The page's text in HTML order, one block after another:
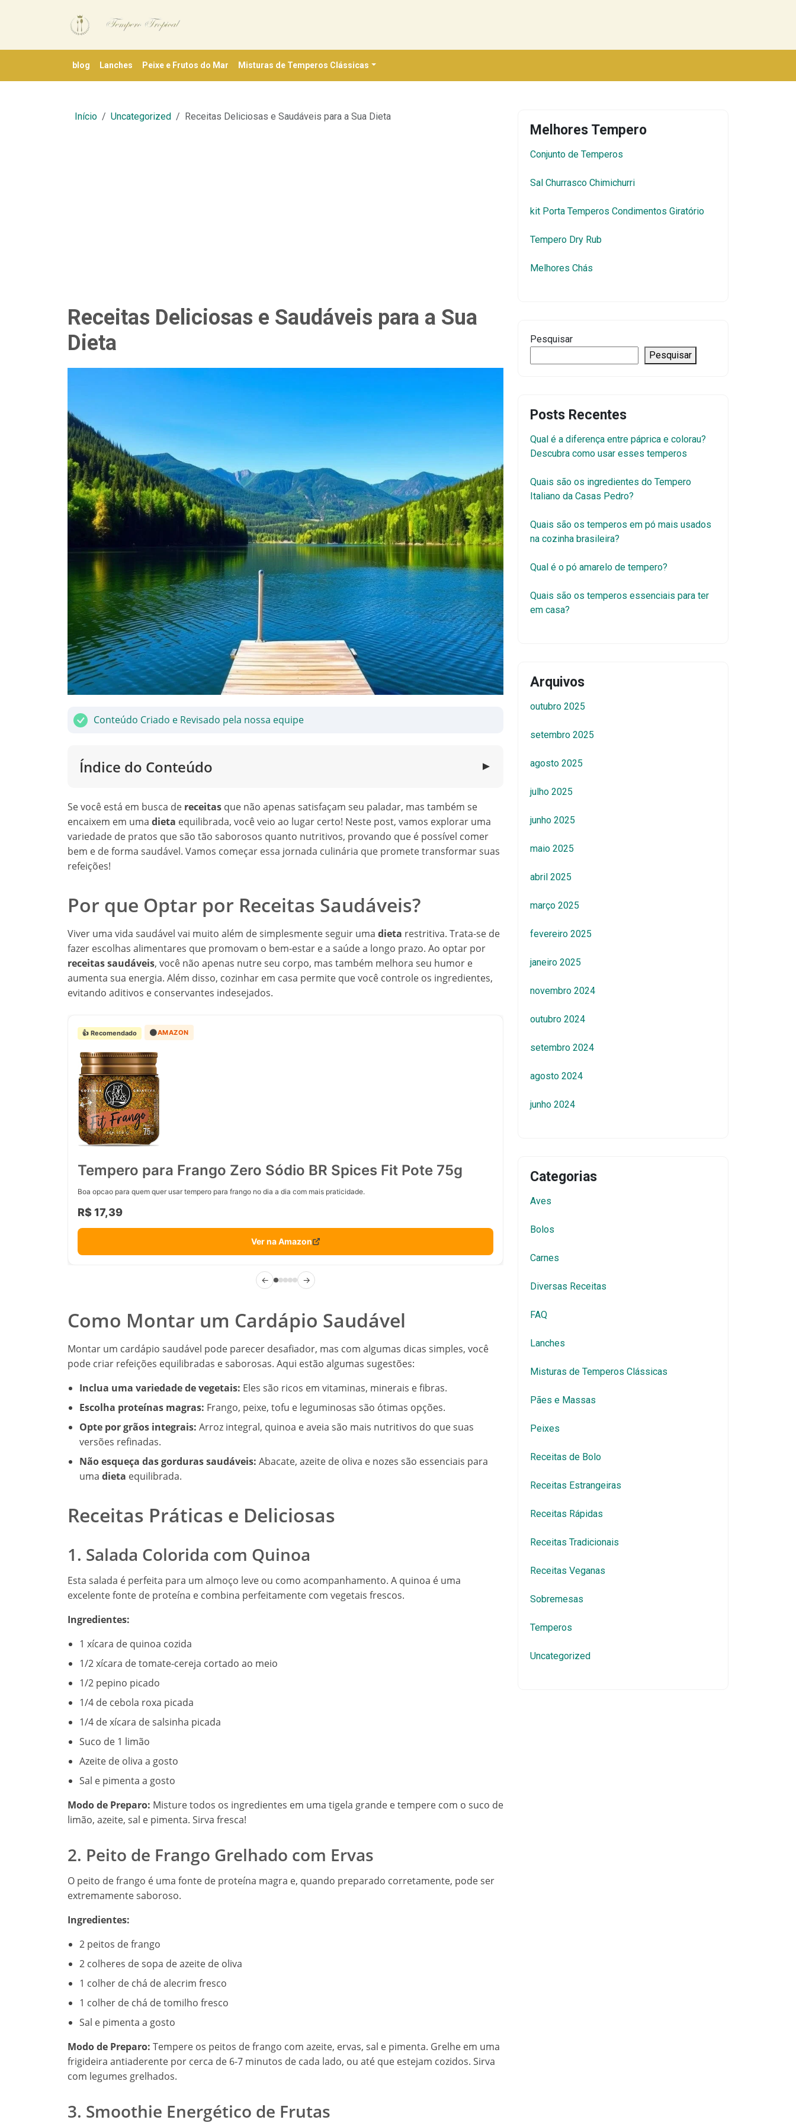
blog Lanches Peixe e Frutos do Mar Misturas de Temperos Clássicas
Início Uncategorized Receitas Deliciosas e Saudáveis para a Sua Dieta
Receitas Deliciosas e Saudáveis para a Sua
Dieta
Conteúdo Criado e Revisado pela nossa equipe
Índice do Conteúdo ▼
Se você está em busca de receitas que não apenas satisfaçam seu paladar, mas também se
encaixem em uma dieta equilibrada, você veio ao lugar certo! Neste post, vamos explorar uma
variedade de pratos que são tão saborosos quanto nutritivos, provando que é possível comer
bem e de forma saudável. Vamos começar essa jornada culinária que promete transformar suas
refeições!
Por que Optar por Receitas Saudáveis?
Viver uma vida saudável vai muito além de simplesmente seguir uma dieta restritiva. Trata-se de
fazer escolhas alimentares que promovam o bem-estar e a saúde a longo prazo. Ao optar por
receitas saudáveis, você não apenas nutre seu corpo, mas também melhora seu humor e
aumenta sua energia. Além disso, cozinhar em casa permite que você controle os ingredientes,
evitando aditivos e conservantes indesejados.
👍 Recomendado 🟠AMAZON
Tempero para Frango Zero Sódio BR Spices Fit Pote 75g
Boa opcao para quem quer usar tempero para frango no dia a dia com mais praticidade.
R$ 17,39
Ver na Amazon
← →
Como Montar um Cardápio Saudável
Montar um cardápio saudável pode parecer desafiador, mas com algumas dicas simples, você
pode criar refeições equilibradas e saborosas. Aqui estão algumas sugestões:
Inclua uma variedade de vegetais: Eles são ricos em vitaminas, minerais e fibras.
Escolha proteínas magras: Frango, peixe, tofu e leguminosas são ótimas opções.
Opte por grãos integrais: Arroz integral, quinoa e aveia são mais nutritivos do que suas
versões refinadas.
Não esqueça das gorduras saudáveis: Abacate, azeite de oliva e nozes são essenciais para
uma dieta equilibrada.
Receitas Práticas e Deliciosas
1. Salada Colorida com Quinoa
Esta salada é perfeita para um almoço leve ou como acompanhamento. A quinoa é uma
excelente fonte de proteína e combina perfeitamente com vegetais frescos.
Ingredientes:
1 xícara de quinoa cozida
1/2 xícara de tomate-cereja cortado ao meio
1/2 pepino picado
1/4 de cebola roxa picada
1/4 de xícara de salsinha picada
Suco de 1 limão
Azeite de oliva a gosto
Sal e pimenta a gosto
Modo de Preparo: Misture todos os ingredientes em uma tigela grande e tempere com o suco de
limão, azeite, sal e pimenta. Sirva fresca!
2. Peito de Frango Grelhado com Ervas
O peito de frango é uma fonte de proteína magra e, quando preparado corretamente, pode ser
extremamente saboroso.
Ingredientes:
2 peitos de frango
2 colheres de sopa de azeite de oliva
1 colher de chá de alecrim fresco
1 colher de chá de tomilho fresco
Sal e pimenta a gosto
Modo de Preparo: Tempere os peitos de frango com azeite, ervas, sal e pimenta. Grelhe em uma
frigideira antiaderente por cerca de 6-7 minutos de cada lado, ou até que estejam cozidos. Sirva
com legumes grelhados.
3. Smoothie Energético de Frutas
Melhores Tempero
Conjunto de Temperos
Sal Churrasco Chimichurri
kit Porta Temperos Condimentos Giratório
Tempero Dry Rub
Melhores Chás
Pesquisar
Pesquisar
Posts Recentes
Qual é a diferença entre páprica e colorau?
Descubra como usar esses temperos
Quais são os ingredientes do Tempero
Italiano da Casas Pedro?
Quais são os temperos em pó mais usados
na cozinha brasileira?
Qual é o pó amarelo de tempero?
Quais são os temperos essenciais para ter
em casa?
Arquivos
outubro 2025
setembro 2025
agosto 2025
julho 2025
junho 2025
maio 2025
abril 2025
março 2025
fevereiro 2025
janeiro 2025
novembro 2024
outubro 2024
setembro 2024
agosto 2024
junho 2024
Categorias
Aves
Bolos
Carnes
Diversas Receitas
FAQ
Lanches
Misturas de Temperos Clássicas
Pães e Massas
Peixes
Receitas de Bolo
Receitas Estrangeiras
Receitas Rápidas
Receitas Tradicionais
Receitas Veganas
Sobremesas
Temperos
Uncategorized